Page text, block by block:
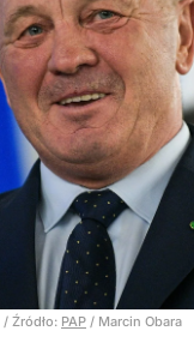
/ Źródło: PAP / Marcin Obara